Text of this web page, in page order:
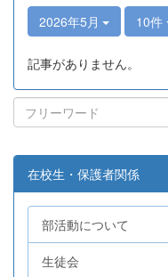
2026年5月 10件
記事がありません。
在校生・保護者関係
部活動について
生徒会